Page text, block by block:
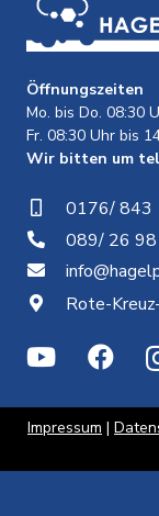
Öffnungszeiten
Mo. bis Do. 08:30
Fr. 08:30 Uhr bis
Wir bitten um
0176/ 843
089/ 26
Rote-
Impressum |